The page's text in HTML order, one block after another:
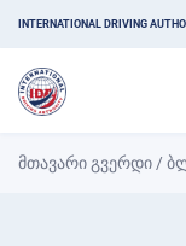
INTERNATIONAL DRIVING
მთავარი გვერდი /